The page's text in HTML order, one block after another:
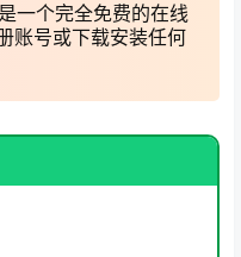
一个完全免费的在线
账号或下载安装任何